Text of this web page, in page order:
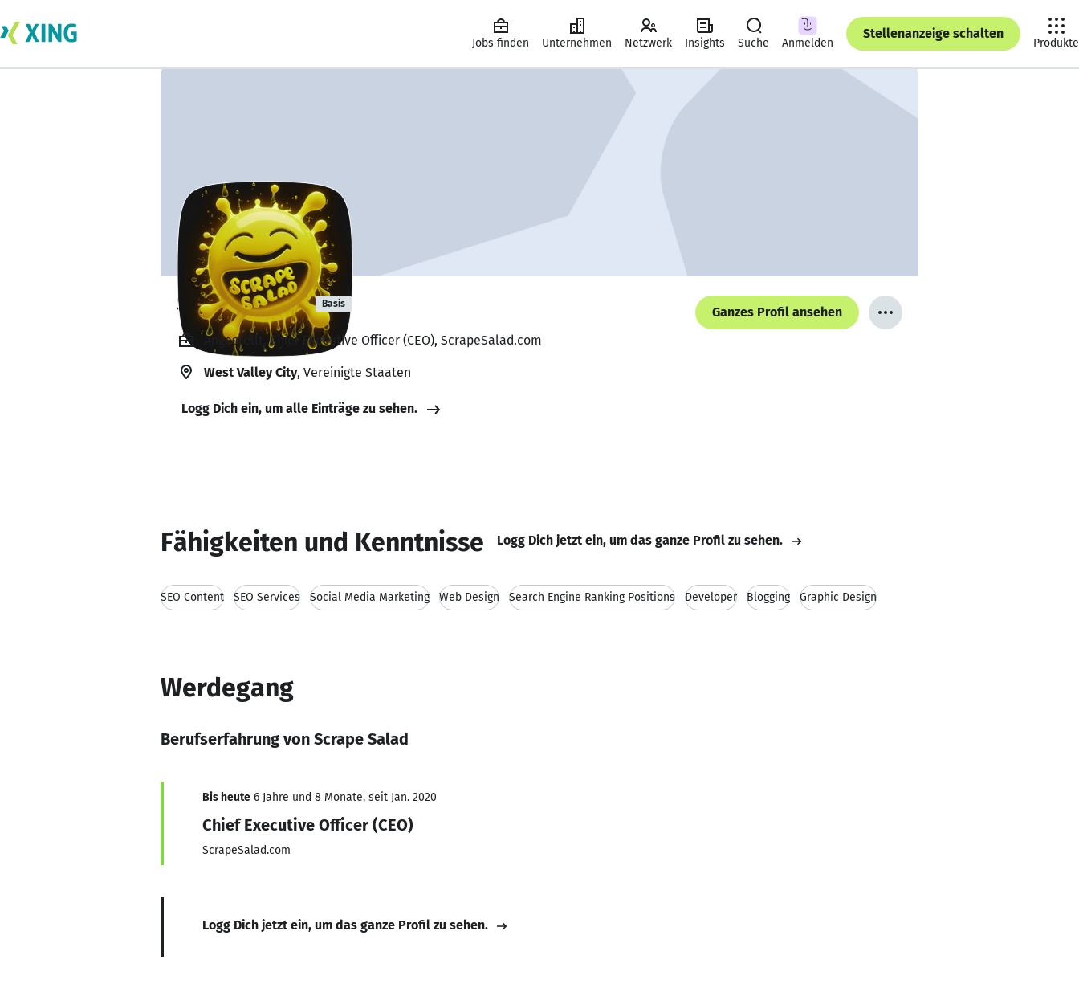
Jobs finden Unternehmen Netzwerk Insights Suche Anmelden
Stellenanzeige schalten
Produkte
Scrape Salad Basis
Ganzes Profil ansehen
Angestellt, Chief Executive Officer (CEO), ScrapeSalad.com
West Valley City, Vereinigte Staaten
Logg Dich ein, um alle Einträge zu sehen.
Fähigkeiten und Kenntnisse Logg Dich jetzt ein, um das ganze Profil zu sehen.
SEO Content SEO Services Social Media Marketing Web Design Search Engine Ranking Positions Developer Blogging Graphic Design
Werdegang
Berufserfahrung von Scrape Salad
Bis heute 6 Jahre und 8 Monate, seit Jan. 2020
Chief Executive Officer (CEO)
ScrapeSalad.com
Logg Dich jetzt ein, um das ganze Profil zu sehen.